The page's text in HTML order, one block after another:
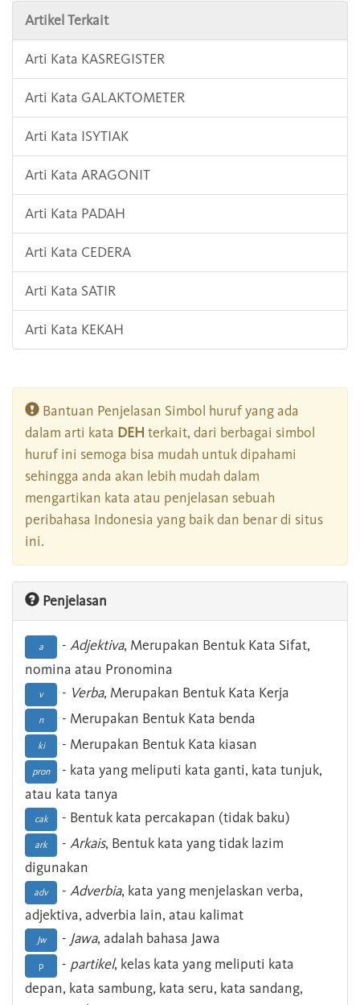
Artikel Terkait
Arti Kata KASREGISTER
Arti Kata GALAKTOMETER
Arti Kata ISYTIAK
Arti Kata ARAGONIT
Arti Kata PADAH
Arti Kata CEDERA
Arti Kata SATIR
Arti Kata KEKAH
Bantuan Penjelasan Simbol huruf yang ada
dalam arti kata DEH terkait, dari berbagai simbol
huruf ini semoga bisa mudah untuk dipahami
sehingga anda akan lebih mudah dalam
mengartikan kata atau penjelasan sebuah
peribahasa Indonesia yang baik dan benar di situs
ini.
Penjelasan
a - Adjektiva, Merupakan Bentuk Kata Sifat,
nomina atau Pronomina
v - Verba, Merupakan Bentuk Kata Kerja
n - Merupakan Bentuk Kata benda
ki - Merupakan Bentuk Kata kiasan
pron
- kata yang meliputi kata ganti, kata tunjuk,
atau kata tanya
cak - Bentuk kata percakapan (tidak baku)
ark - Arkais, Bentuk kata yang tidak lazim
digunakan
adv - Adverbia, kata yang menjelaskan verba,
adjektiva, adverbia lain, atau kalimat
Jw - Jawa, adalah bahasa Jawa
p - partikel, kelas kata yang meliputi kata
depan, kata sambung, kata seru, kata sandang,